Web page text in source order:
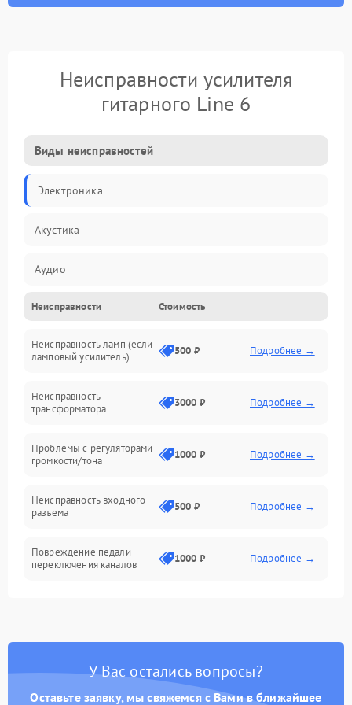
Неисправности усилителя
гитарного Line 6
Виды неисправностей
Электроника
Акустика
Аудио
Управление
Электропитание
Неисправности Стоимость
Неисправность ламп (если
ламповый усилитель)
500 ₽ Подробнее →
Неисправность
трансформатора
3000 ₽ Подробнее →
Проблемы с регуляторами
громкости/тона
1000 ₽ Подробнее →
Неисправность входного
разъема
500 ₽ Подробнее →
Повреждение педали
переключения каналов
1000 ₽ Подробнее →
У Вас остались вопросы?
Оставьте заявку, мы свяжемся с Вами в ближайшее